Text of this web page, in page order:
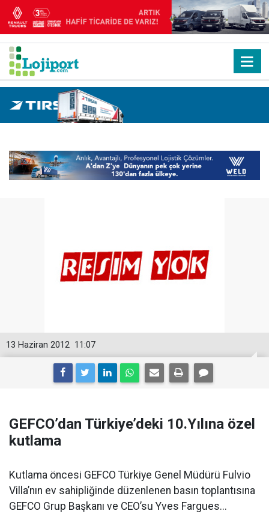
11:07
13 Haziran 2012
GEFCO’dan Türkiye’deki 10.Yılına özel
kutlama
Kutlama öncesi GEFCO Türkiye Genel Müdürü Fulvio
Villa’nın ev sahipliğinde düzenlenen basın toplantısına
GEFCO Grup Başkanı ve CEO’su Yves Fargues...